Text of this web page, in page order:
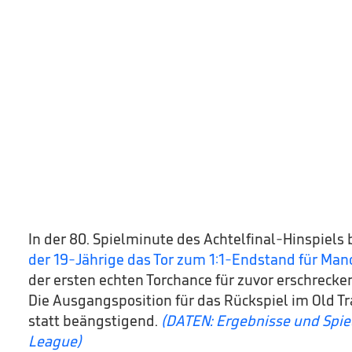
In der 80. Spielminute des Achtelfinal-Hinspiels
der 19-Jährige das Tor zum 1:1-Endstand für
der ersten echten Torchance für zuvor
Die Ausgangsposition für das Rückspiel im Old
statt beängstigend. (DATEN: Ergebnisse und
League)